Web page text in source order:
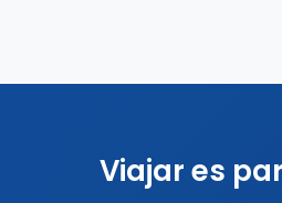
Viajar es